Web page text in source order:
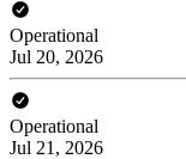
Operational
Jul 20, 2026
Operational
Jul 21, 2026